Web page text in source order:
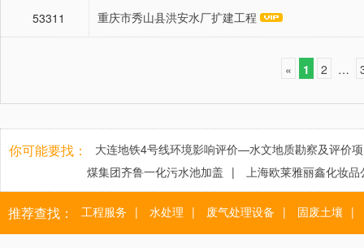
53311 重庆市秀山县洪安水厂扩建工程
« 1 2 …
你可能要找：
大连地铁4号线环境影响评价—水文地质勘察及评价
煤集团齐鲁一化污水池加盖 | 上海欧莱雅丽鑫化妆
推荐查找： 工程服务 | 水处理 | 废气处理设备 | 固废土壤 |